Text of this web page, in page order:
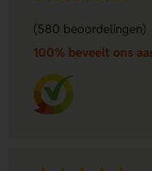
(580 beoordelingen)
100% beveelt ons